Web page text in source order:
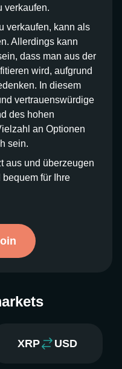
verkaufen.
verkaufen, kann als
Allerdings kann
dass man aus der
wird, aufgrund
In diesem
vertrauenswürdige
des hohen
an Optionen
sein.
aus und überzeugen
für Ihre
XRP USD